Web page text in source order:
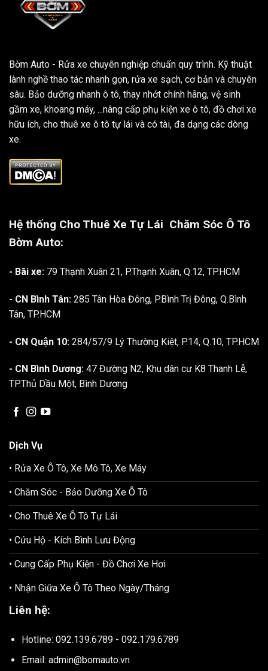
Bờm Auto - Rửa xe chuyên nghiệp chuẩn quy trình. Kỹ thuật
lành nghề thao tác nhanh gọn, rửa xe sạch, cơ bản và chuyên
sâu. Bảo dưỡng nhanh ô tô, thay nhớt chính hãng, vệ sinh
gầm xe, khoang máy, ...nâng cấp phụ kiện xe ô tô, đồ chơi xe
hữu ích, cho thuê xe ô tô tự lái và có tài, đa dạng các dòng
xe.
Hệ thống Cho Thuê Xe Tự Lái Chăm Sóc Ô Tô
Bờm Auto:
- Bãi xe: 79 Thạnh Xuân 21, P.Thạnh Xuân, Q.12, TP.HCM
- CN Bình Tân: 285 Tân Hòa Đông, P.Bình Trị Đông, Q.Bình
Tân, TP.HCM
- CN Quận 10: 284/57/9 Lý Thường Kiệt, P.14, Q.10, TP.HCM
- CN Bình Dương: 47 Đường N2, Khu dân cư K8 Thanh Lễ,
TP.Thủ Dầu Một, Bình Dương
Dịch Vụ
• Rửa Xe Ô Tô, Xe Mô Tô, Xe Máy
• Chăm Sóc - Bảo Dưỡng Xe Ô Tô
• Cho Thuê Xe Ô Tô Tự Lái
• Cứu Hộ - Kích Bình Lưu Động
• Cung Cấp Phụ Kiện - Đồ Chơi Xe Hơi
• Nhận Giữa Xe Ô Tô Theo Ngày/Tháng
Liên hệ:
Hotline: 092.139.6789 - 092.179.6789
Email: admin@bomauto.vn